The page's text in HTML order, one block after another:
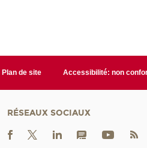
Plan de site Accessibilité: non
RÉSEAUX SOCIAUX